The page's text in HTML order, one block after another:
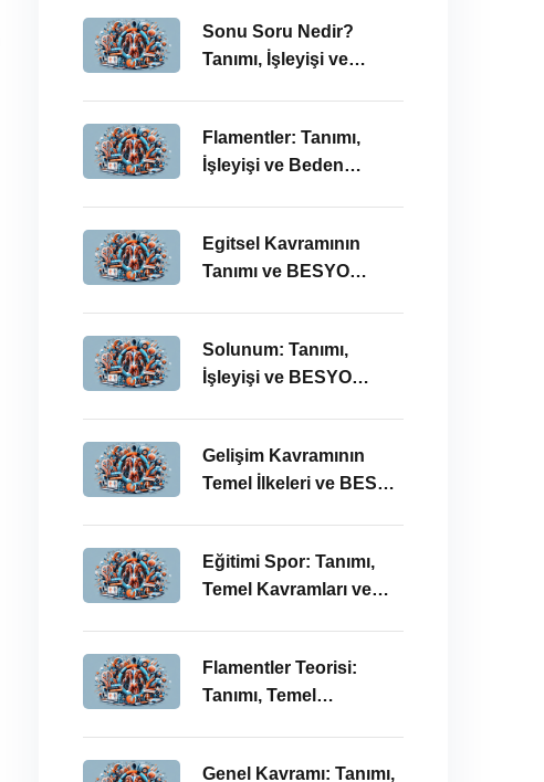
Sonu Soru Nedir?
Tanımı, İşleyişi ve
Flamentler: Tanımı,
İşleyişi ve Beden
Egitsel Kavramının
Tanımı ve BESYO
Solunum: Tanımı,
İşleyişi ve BESYO
Gelişim Kavramının
Temel İlkeleri ve BESYO
Eğitimi Spor: Tanımı,
Temel Kavramları ve
Flamentler Teorisi:
Tanımı, Temel
Önemi
Genel Kavramı: Tanımı,